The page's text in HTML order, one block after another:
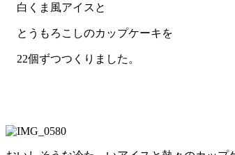
白くま風アイスと
とうもろこしのカップケーキを
22個ずつつくりました。